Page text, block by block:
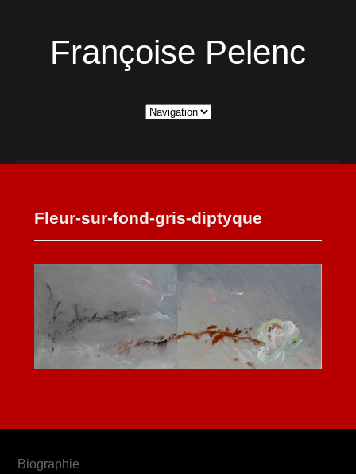
Françoise Pelenc
Fleur-sur-fond-gris-diptyque
Biographie